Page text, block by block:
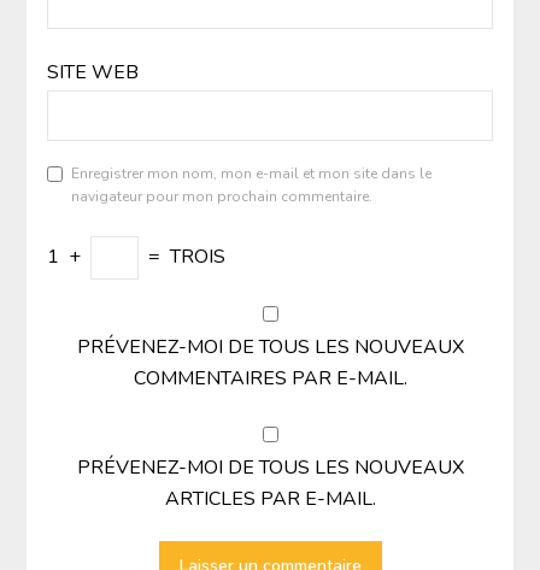
SITE WEB
Enregistrer mon nom, mon e-mail et mon site dans le
navigateur pour mon prochain commentaire.
1 + = TROIS
PRÉVENEZ-MOI DE TOUS LES NOUVEAUX
COMMENTAIRES PAR E-MAIL.
PRÉVENEZ-MOI DE TOUS LES NOUVEAUX
ARTICLES PAR E-MAIL.